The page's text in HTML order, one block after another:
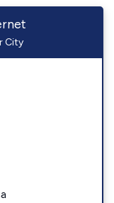
City